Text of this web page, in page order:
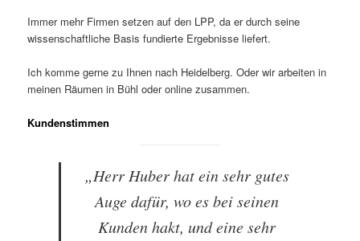
Immer mehr Firmen setzen auf den LPP, da er durch seine
wissenschaftliche Basis fundierte Ergebnisse liefert.
Ich komme gerne zu Ihnen nach Heidelberg. Oder wir arbeiten in
meinen Räumen in Bühl oder online zusammen.
Kundenstimmen
„Herr Huber hat ein sehr gutes
Auge dafür, wo es bei seinen
Kunden hakt, und eine sehr